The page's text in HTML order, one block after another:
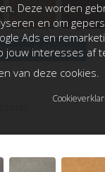
6 kleuren
Deze worden
en om
Ads en
jouw interesses af
van deze cookies.